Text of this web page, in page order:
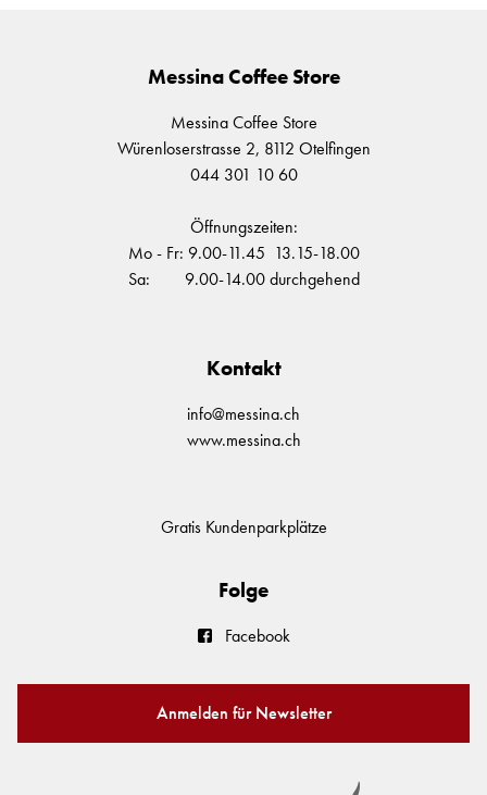
Messina Coffee Store
Messina Coffee Store
Würenloserstrasse 2, 8112 Otelfingen
044 301 10 60
Öffnungszeiten:
Mo - Fr: 9.00-11.45 13.15-18.00
Sa: 9.00-14.00 durchgehend
Kontakt
info@messina.ch
www.messina.ch
Gratis Kundenparkplätze
Folge
Facebook
Anmelden für Newsletter